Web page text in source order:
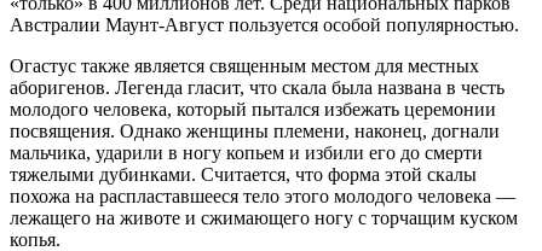
Австралии Маунт-Август пользуется особой популярностью.
Огастус также является священным местом для местных
аборигенов. Легенда гласит, что скала была названа в честь
молодого человека, который пытался избежать церемонии
посвящения. Однако женщины племени, наконец, догнали
мальчика, ударили в ногу копьем и избили его до смерти
тяжелыми дубинками. Считается, что форма этой скалы
похожа на распластавшееся тело этого молодого человека —
лежащего на животе и сжимающего ногу с торчащим куском
копья.